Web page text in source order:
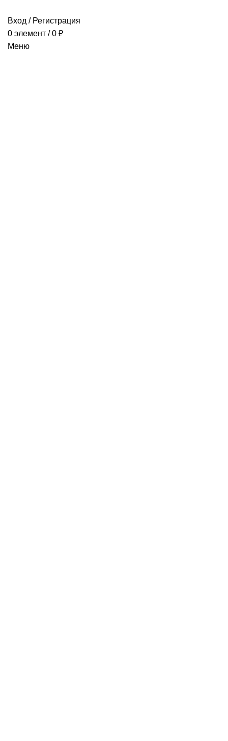
Вход / Регистрация
0 элемент / 0 ₽
Меню